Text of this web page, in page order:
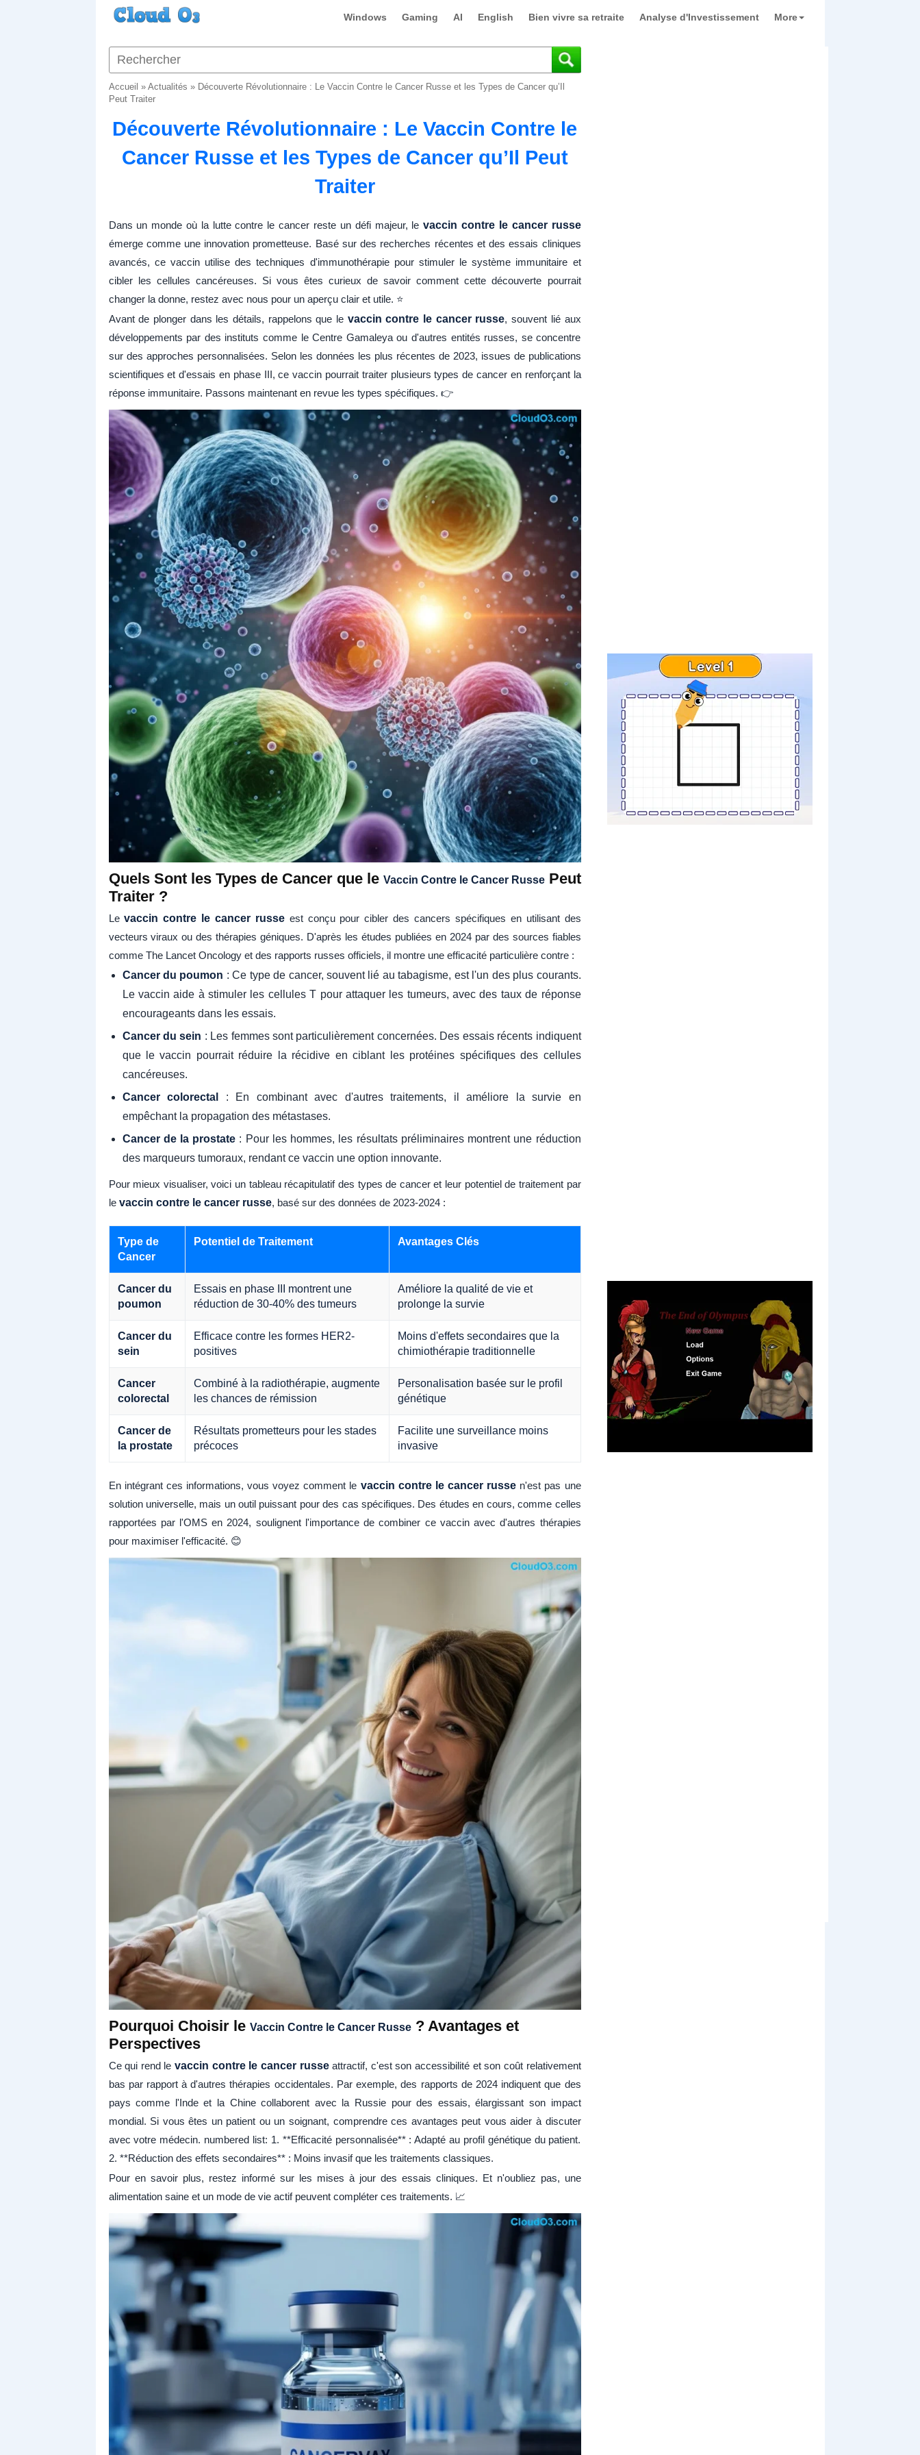
Windows Gaming AI English Bien vivre sa retraite Analyse d'Investissement More
Accueil » Actualités » Découverte Révolutionnaire : Le Vaccin Contre le Cancer Russe et les Types de Cancer qu’Il
Peut Traiter
Découverte Révolutionnaire : Le Vaccin Contre le
Cancer Russe et les Types de Cancer qu’Il Peut
Traiter
Dans un monde où la lutte contre le cancer reste un défi majeur, levaccin contre le cancer russe
émerge comme une innovation prometteuse. Basé sur des recherches récentes et des essais cliniques
avancés, ce vaccin utilise des techniques d'immunothérapie pour stimuler le système immunitaire et
cibler les cellules cancéreuses. Si vous êtes curieux de savoir comment cette découverte pourrait
changer la donne, restez avec nous pour un aperçu clair et utile. ⭐
Avant de plonger dans les détails, rappelons que le vaccin contre le cancer russe, souvent lié aux
développements par des instituts comme le Centre Gamaleya ou d'autres entités russes, se concentre
sur des approches personnalisées. Selon les données les plus récentes de 2023, issues de publications
scientifiques et d'essais en phase III, ce vaccin pourrait traiter plusieurs types de cancer en renforçant la
réponse immunitaire. Passons maintenant en revue les types spécifiques. 👉
Quels Sont les Types de Cancer que le Vaccin Contre le Cancer RussePeut
Traiter ?
Levaccin contre le cancer russeest conçu pour cibler des cancers spécifiques en utilisant des
vecteurs viraux ou des thérapies géniques. D'après les études publiées en 2024 par des sources fiables
comme The Lancet Oncology et des rapports russes officiels, il montre une efficacité particulière contre :
Cancer du poumon : Ce type de cancer, souvent lié au tabagisme, est l'un des plus courants.
Le vaccin aide à stimuler les cellules T pour attaquer les tumeurs, avec des taux de réponse
encourageants dans les essais.
Cancer du sein : Les femmes sont particulièrement concernées. Des essais récents indiquent
que le vaccin pourrait réduire la récidive en ciblant les protéines spécifiques des cellules
cancéreuses.
Cancer colorectal
: En combinant avec d'autres traitements, il améliore la survie en
empêchant la propagation des métastases.
Cancer de la prostate : Pour les hommes, les résultats préliminaires montrent une réduction
des marqueurs tumoraux, rendant ce vaccin une option innovante.
Pour mieux visualiser, voici un tableau récapitulatif des types de cancer et leur potentiel de traitement par
le vaccin contre le cancer russe, basé sur des données de 2023-2024 :
Type de
Cancer
Potentiel de Traitement Avantages Clés
Cancer du
poumon
Essais en phase III montrent une
réduction de 30-40% des tumeurs
Améliore la qualité de vie et
prolonge la survie
Cancer du
sein
Efficace contre les formes HER2-
positives
Moins d'effets secondaires que la
chimiothérapie traditionnelle
Cancer
colorectal
Combiné à la radiothérapie, augmente
les chances de rémission
Personalisation basée sur le profil
génétique
Cancer de
la prostate
Résultats prometteurs pour les stades
précoces
Facilite une surveillance moins
invasive
En intégrant ces informations, vous voyez comment le vaccin contre le cancer russe n'est pas une
solution universelle, mais un outil puissant pour des cas spécifiques. Des études en cours, comme celles
rapportées par l'OMS en 2024, soulignent l'importance de combiner ce vaccin avec d'autres thérapies
pour maximiser l'efficacité. 😊
Pourquoi Choisir le Vaccin Contre le Cancer Russe? Avantages et
Perspectives
Ce qui rend le vaccin contre le cancer russeattractif, c'est son accessibilité et son coût relativement
bas par rapport à d'autres thérapies occidentales. Par exemple, des rapports de 2024 indiquent que des
pays comme l'Inde et la Chine collaborent avec la Russie pour des essais, élargissant son impact
mondial. Si vous êtes un patient ou un soignant, comprendre ces avantages peut vous aider à discuter
avec votre médecin. numbered list: 1. **Efficacité personnalisée** : Adapté au profil génétique du patient.
2. **Réduction des effets secondaires** : Moins invasif que les traitements classiques.
Pour en savoir plus, restez informé sur les mises à jour des essais cliniques. Et n'oubliez pas, une
alimentation saine et un mode de vie actif peuvent compléter ces traitements. 📈